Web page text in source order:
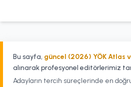
Bu sayfa, güncel (2026) YÖK Atlas
alınarak profesyonel editörlerimiz
Adayların tercih süreçlerinde en